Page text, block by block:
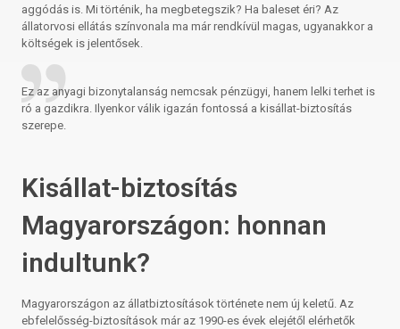
aggódás is. Mi történik, ha megbetegszik? Ha baleset éri? Az
állatorvosi ellátás színvonala ma már rendkívül magas, ugyanakkor a
költségek is jelentősek.
Ez az anyagi bizonytalanság nemcsak pénzügyi, hanem lelki terhet is
ró a gazdikra. Ilyenkor válik igazán fontossá a kisállat-biztosítás
szerepe.
Kisállat-biztosítás
Magyarországon: honnan
indultunk?
Magyarországon az állatbiztosítások története nem új keletű. Az
ebfelelősség-biztosítások már az 1990-es évek elejétől elérhetők